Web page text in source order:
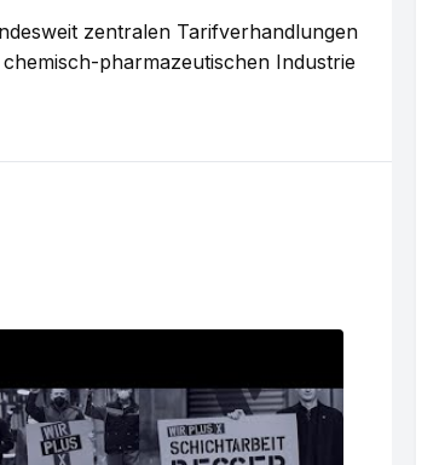
zentralen Tarifverhandlungen
pharmazeutischen Industrie